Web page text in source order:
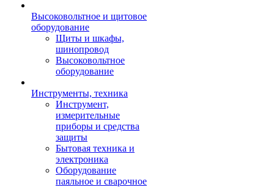
Высоковольтное и щитовое
оборудование
Щиты и шкафы,
шинопровод
Высоковольтное
оборудование
Инструменты, техника
Инструмент,
измерительные
приборы и средства
защиты
Бытовая техника и
электроника
Оборудование
паяльное и сварочное